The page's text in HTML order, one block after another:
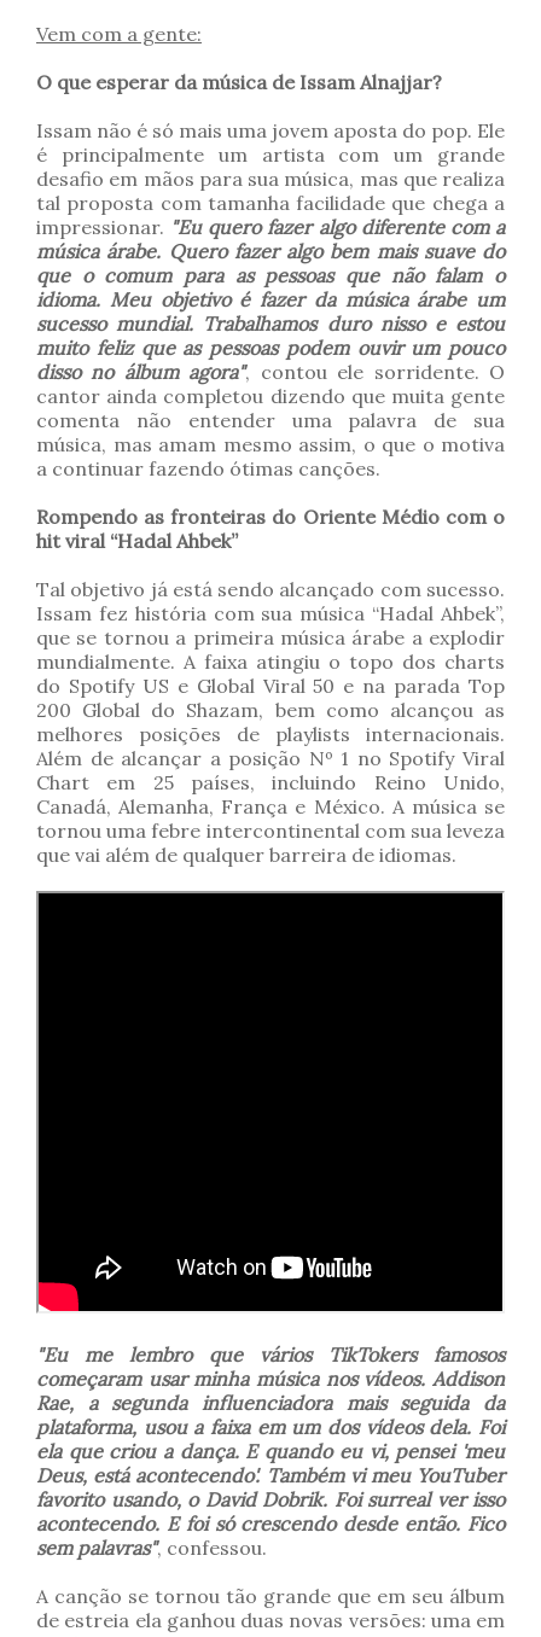
Vem com a gente:
O que esperar da música de Issam Alnajjar?
Issam não é só mais uma jovem aposta do pop. Ele
é principalmente um artista com um grande
desafio em mãos para sua música, mas que realiza
tal proposta com tamanha facilidade que chega a
impressionar. "Eu quero fazer algo diferente com a
música árabe. Quero fazer algo bem mais suave do
que o comum para as pessoas que não falam o
idioma. Meu objetivo é fazer da música árabe um
sucesso mundial. Trabalhamos duro nisso e estou
muito feliz que as pessoas podem ouvir um pouco
disso no álbum agora", contou ele sorridente. O
cantor ainda completou dizendo que muita gente
comenta não entender uma palavra de sua
música, mas amam mesmo assim, o que o motiva
a continuar fazendo ótimas canções.
Rompendo as fronteiras do Oriente Médio com o
hit viral “Hadal Ahbek”
Tal objetivo já está sendo alcançado com sucesso.
Issam fez história com sua música “Hadal Ahbek”,
que se tornou a primeira música árabe a explodir
mundialmente. A faixa atingiu o topo dos charts
do Spotify US e Global Viral 50 e na parada Top
200 Global do Shazam, bem como alcançou as
melhores posições de playlists internacionais.
Além de alcançar a posição Nº 1 no Spotify Viral
Chart em 25 países, incluindo Reino Unido,
Canadá, Alemanha, França e México. A música se
tornou uma febre intercontinental com sua leveza
que vai além de qualquer barreira de idiomas.
"Eu me lembro que vários TikTokers famosos
começaram usar minha música nos vídeos. Addison
Rae, a segunda influenciadora mais seguida da
plataforma, usou a faixa em um dos vídeos dela. Foi
ela que criou a dança. E quando eu vi, pensei 'meu
Deus, está acontecendo'. Também vi meu YouTuber
favorito usando, o David Dobrik. Foi surreal ver isso
acontecendo. E foi só crescendo desde então. Fico
sem palavras", confessou.
A canção se tornou tão grande que em seu álbum
de estreia ela ganhou duas novas versões: uma em